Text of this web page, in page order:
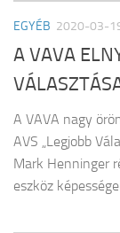
EGYÉB 2020-03-
A VAVA
A VAVA nagy
AVS „Legjobb
Mark Henninger
eszköz